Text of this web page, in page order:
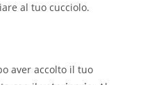
al tuo cucciolo.
aver accolto il tuo